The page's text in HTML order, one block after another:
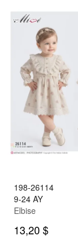
198-26114
9-24 AY
Elbise
13,20 $